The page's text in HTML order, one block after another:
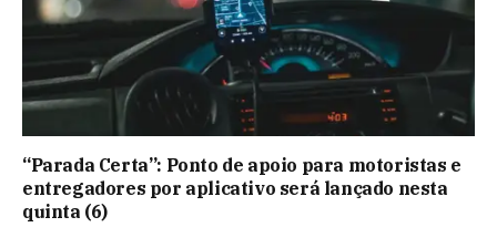
“Parada Certa”: Ponto de apoio para motoristas e
entregadores por aplicativo será lançado nesta
quinta (6)